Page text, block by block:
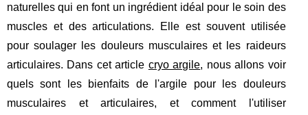
naturelles qui en font un ingrédient idéal pour le soin des
muscles et des articulations. Elle est souvent utilisée
pour soulager les douleurs musculaires et les raideurs
articulaires. Dans cet article cryo argile, nous allons voir
quels sont les bienfaits de l'argile pour les douleurs
musculaires et articulaires, et comment l'utiliser